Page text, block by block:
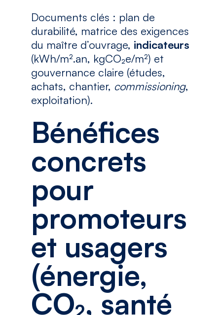
Documents clés : plan de
durabilité, matrice des exigences
du maître d’ouvrage, indicateurs
(kWh/m².an, kgCO₂e/m²) et
gouvernance claire (études,
achats, chantier, commissioning,
exploitation).
Bénéfices
concrets
pour
promoteurs
et usagers
(énergie,
CO₂, santé